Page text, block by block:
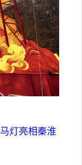
灯亮相秦淮